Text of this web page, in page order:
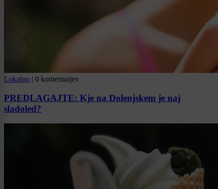
Lokalno | 0 komentarjev
PREDLAGAJTE: Kje na Dolenjskem je naj
sladoled?